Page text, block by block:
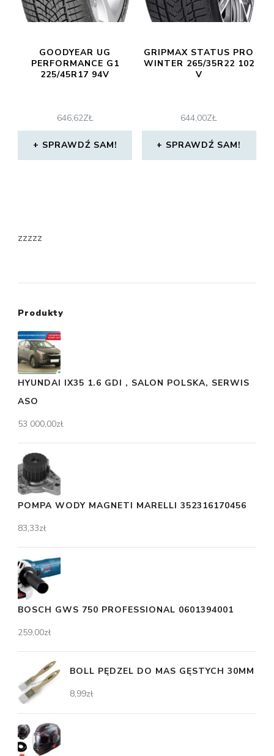
GOODYEAR UG
PERFORMANCE G1
225/45R17 94V
646,62ZŁ
SPRAWDŹ SAM!
GRIPMAX STATUS PRO
WINTER 265/35R22 102
V
644,00ZŁ
SPRAWDŹ SAM!
zzzzz
Produkty
HYUNDAI IX35 1.6 GDI , SALON POLSKA, SERWIS
ASO
53 000,00zł
POMPA WODY MAGNETI MARELLI 352316170456
83,33zł
BOSCH GWS 750 PROFESSIONAL 0601394001
259,00zł
BOLL PĘDZEL DO MAS GĘSTYCH 30MM
8,99zł